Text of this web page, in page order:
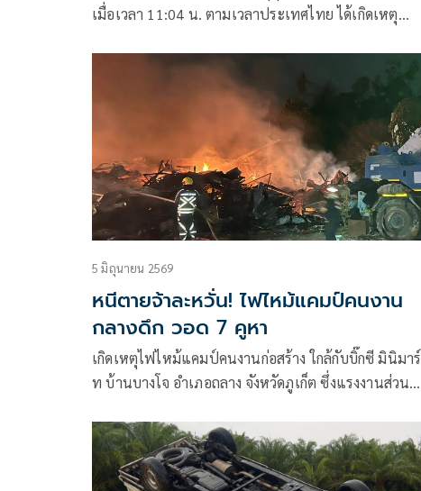
เมื่อเวลา 11:04 น. ตามเวลาประเทศไทย ได้เกิดเหตุ
เฉียงใต้ของประเทศญี่ปุ่น
5 มิถุนายน 2569
หนีตายจ้าละหวั่น! ไฟไหม้แคมป์คนงาน
กลางดึก วอด 7 คูหา
เกิดเหตุไฟไหม้แคมป์คนงานก่อสร้าง ใกล้กับบิ๊กซี มินิมาร์
ท บ้านบางโจ อำเภอถลาง จังหวัดภูเก็ต ซึ่งแรงงานส่วน
เหตุ